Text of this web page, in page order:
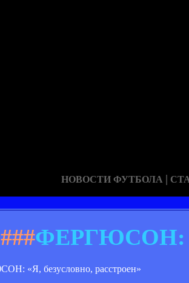
НОВОСТИ ФУТБОЛА |
###ФЕРГЮСОН: